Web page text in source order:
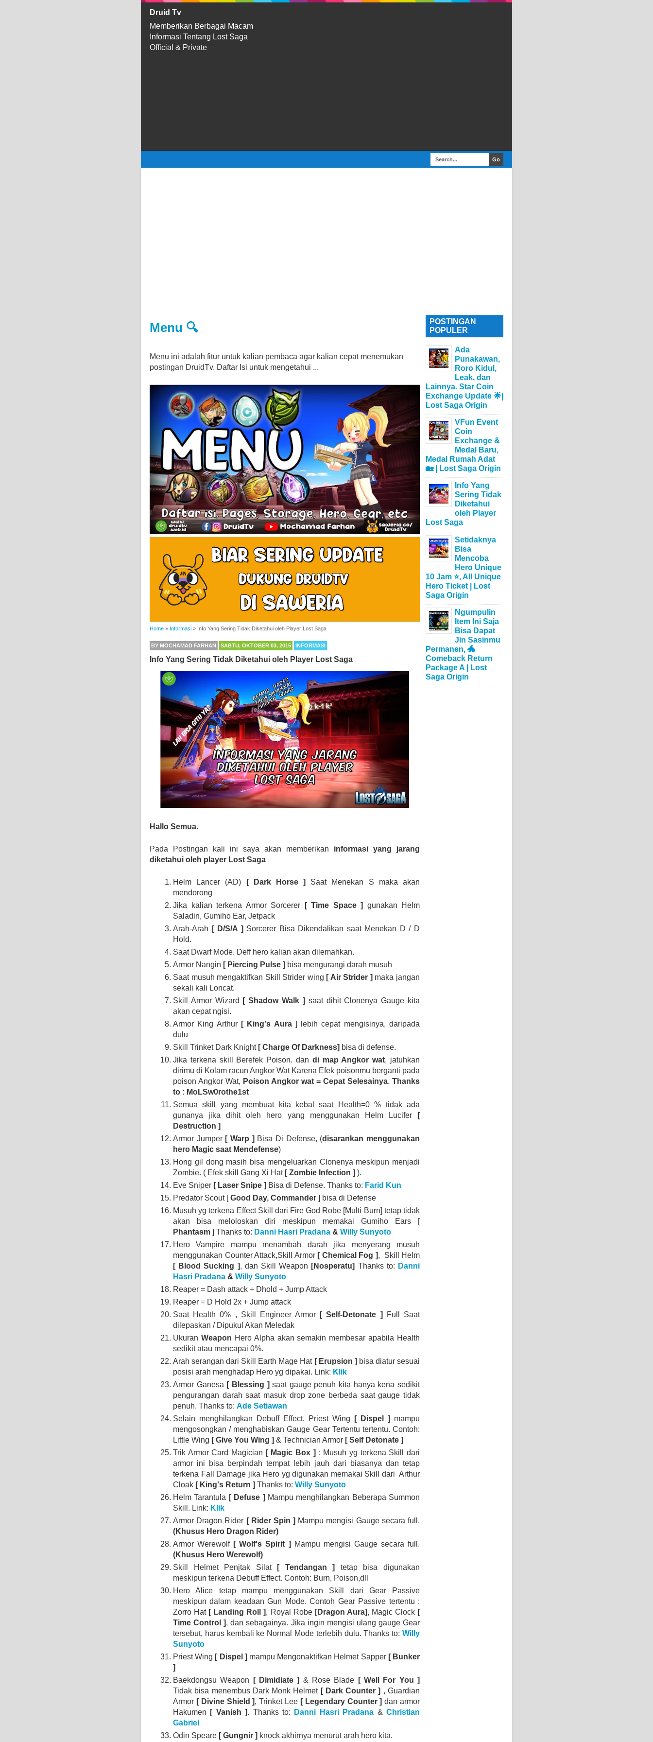
Druid Tv
Memberikan Berbagai Macam
Informasi Tentang Lost Saga
Official & Private
Menu 🔍
Menu ini adalah fitur untuk kalian pembaca agar kalian cepat menemukan
postingan DruidTv. Daftar Isi untuk mengetahui ...
Home » Informasi » Info Yang Sering Tidak Diketahui oleh Player Lost Saga
BY MOCHAMAD FARHAN SABTU, OKTOBER 03, 2015 INFORMASI
Info Yang Sering Tidak Diketahui oleh Player Lost Saga
Hallo Semua.
Pada Postingan kali ini saya akan memberikan informasi yang jarang
diketahui oleh player Lost Saga
Helm Lancer (AD) [ Dark Horse ]
Saat Menekan S maka akan
mendorong
Jika kalian terkena Armor Sorcerer
[ Time Space ]
gunakan Helm
Saladin, Gumiho Ear, Jetpack
Arah-Arah
[ D/S/A ] Sorcerer Bisa Dikendalikan saat Menekan D / D
Hold.
Saat Dwarf Mode. Deff hero kalian akan dilemahkan.
Armor Nangin [ Piercing Pulse ] bisa mengurangi darah musuh
Saat musuh mengaktifkan Skill Strider wing [ Air Strider ] maka jangan
sekali kali Loncat.
Skill Armor Wizard
[ Shadow Walk ] saat dihit Clonenya Gauge kita
akan cepat ngisi.
Armor King Arthur [ King's Aura ] lebih cepat mengisinya, daripada
dulu
Skill Trinket Dark Knight [ Charge Of Darkness] bisa di defense.
Jika terkena skill Berefek Poison. dan di map Angkor wat, jatuhkan
dirimu di Kolam racun Angkor Wat Karena Efek poisonmu berganti pada
poison Angkor Wat, Poison Angkor wat = Cepat Selesainya. Thanks
to : MoLSw0rothe1st
Semua skill yang membuat kita kebal saat Health=0 % tidak ada
gunanya jika dihit oleh hero yang menggunakan Helm Lucifer
[
Destruction ]
Armor Jumper [ Warp ] Bisa Di Defense, (disarankan menggunakan
hero Magic saat Mendefense)
Hong gil dong masih bisa mengeluarkan Clonenya meskipun menjadi
Zombie. ( Efek skill Gang Xi Hat[ Zombie Infection ] ).
Eve Sniper [ Laser Snipe ] Bisa di Defense. Thanks to: Farid Kun
Predator Scout [Good Day, Commander ] bisa di Defense
Musuh yg terkena Effect Skill dari Fire God Robe [Multi Burn] tetap tidak
akan bisa meloloskan diri meskipun memakai Gumiho Ears [
Phantasm ] Thanks to: Danni Hasri Pradana & Willy Sunyoto
Hero Vampire mampu menambah darah jika menyerang musuh
menggunakan Counter Attack,Skill Armor [ Chemical Fog ], Skill Helm
[ Blood Sucking ], dan Skill Weapon [Nosperatu] Thanks to: Danni
Hasri Pradana & Willy Sunyoto
Reaper = Dash attack + Dhold + Jump Attack
Reaper = D Hold 2x + Jump attack
Saat Health 0% , Skill Engineer Armor
[ Self-Detonate ] Full Saat
dilepaskan / Dipukul Akan Meledak
Ukuran Weapon Hero Alpha akan semakin membesar apabila Health
sedikit atau mencapai 0%.
Arah serangan dari Skill Earth Mage Hat [ Erupsion ] bisa diatur sesuai
posisi arah menghadap Hero yg dipakai. Link: Klik
Armor Ganesa [ Blessing ] saat gauge penuh kita hanya kena sedikit
pengurangan darah saat masuk drop zone berbeda saat gauge tidak
penuh. Thanks to: Ade Setiawan
Selain menghilangkan Debuff Effect, Priest Wing
[ Dispel ]
mampu
mengosongkan / menghabiskan Gauge Gear Tertentu tertentu. Contoh:
Little Wing [ Give You Wing ] & Technician Armor [ Self Detonate ]
Trik Armor Card Magician [ Magic Box ] : Musuh yg terkena Skill dari
armor ini bisa berpindah tempat lebih jauh dari biasanya dan tetap
terkena Fall Damage jika Hero yg digunakan memakai Skill dari Arthur
Cloak [ King's Return ] Thanks to: Willy Sunyoto
Helm Tarantula [ Defuse ] Mampu menghilangkan Beberapa Summon
Skill. Link: Klik
Armor Dragon Rider [ Rider Spin ] Mampu mengisi Gauge secara full.
(Khusus Hero Dragon Rider)
Armor Werewolf[ Wolf's Spirit ] Mampu mengisi Gauge secara full.
(Khusus Hero Werewolf)
Skill Helmet Penjtak Silat
[ Tendangan ]
tetap bisa digunakan
meskipun terkena Debuff Effect. Contoh: Burn, Poison,dll
Hero Alice tetap mampu menggunakan Skill dari Gear Passive
meskipun dalam keadaan Gun Mode. Contoh Gear Passive tertentu :
Zorro Hat [ Landing Roll ], Royal Robe [Dragon Aura], Magic Clock[
Time Control ], dan sebagainya. Jika ingin mengisi ulang gauge Gear
tersebut, harus kembali ke Normal Mode terlebih dulu. Thanks to: Willy
Sunyoto
Priest Wing [ Dispel ] mampu Mengonaktifkan Helmet Sapper [ Bunker
]
Baekdongsu Weapon
[ Dimidiate ] & Rose Blade
[ Well For You ]
Tidak bisa menembus Dark Monk Helmet [ Dark Counter ] , Guardian
Armor [ Divine Shield ], Trinket Lee [ Legendary Counter ] dan armor
Hakumen
[ Vanish ]. Thanks to: Danni Hasri Pradana &Christian
Gabriel
Odin Speare [ Gungnir ] knock akhirnya menurut arah hero kita.
POSTINGAN
POPULER
Ada
Punakawan,
Roro Kidul,
Leak, dan
Lainnya. Star Coin
Exchange Update 🌟|
Lost Saga Origin
VFun Event
Coin
Exchange &
Medal Baru,
Medal Rumah Adat
🏡 | Lost Saga Origin
Info Yang
Sering Tidak
Diketahui
oleh Player
Lost Saga
Setidaknya
Bisa
Mencoba
Hero Unique
10 Jam ⭐, All Unique
Hero Ticket | Lost
Saga Origin
Ngumpulin
Item Ini Saja
Bisa Dapat
Jin Sasinmu
Permanen, 🐲
Comeback Return
Package A | Lost
Saga Origin